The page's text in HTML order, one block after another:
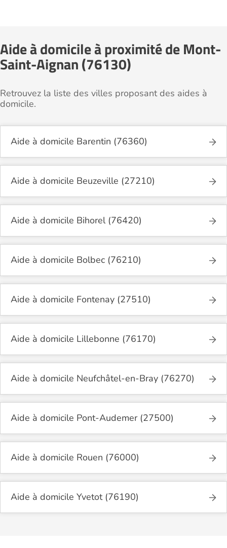
Aide à domicile à proximité de Mont-
Saint-Aignan (76130)
Retrouvez la liste des villes proposant des aides à
domicile.
Aide à domicile Barentin (76360)
Aide à domicile Beuzeville (27210)
Aide à domicile Bihorel (76420)
Aide à domicile Bolbec (76210)
Aide à domicile Fontenay (27510)
Aide à domicile Lillebonne (76170)
Aide à domicile Neufchâtel-en-Bray (76270)
Aide à domicile Pont-Audemer (27500)
Aide à domicile Rouen (76000)
Aide à domicile Yvetot (76190)